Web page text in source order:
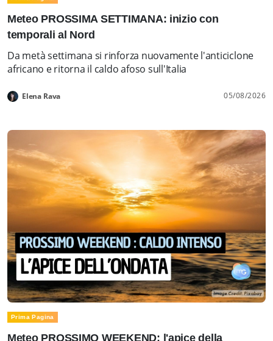
Meteo PROSSIMA SETTIMANA: inizio con
temporali al Nord
Da metà settimana si rinforza nuovamente l'anticiclone
africano e ritorna il caldo afoso sull'Italia
Elena Rava 05/08/2026
Prima Pagina
Meteo PROSSIMO WEEKEND: l'apice della